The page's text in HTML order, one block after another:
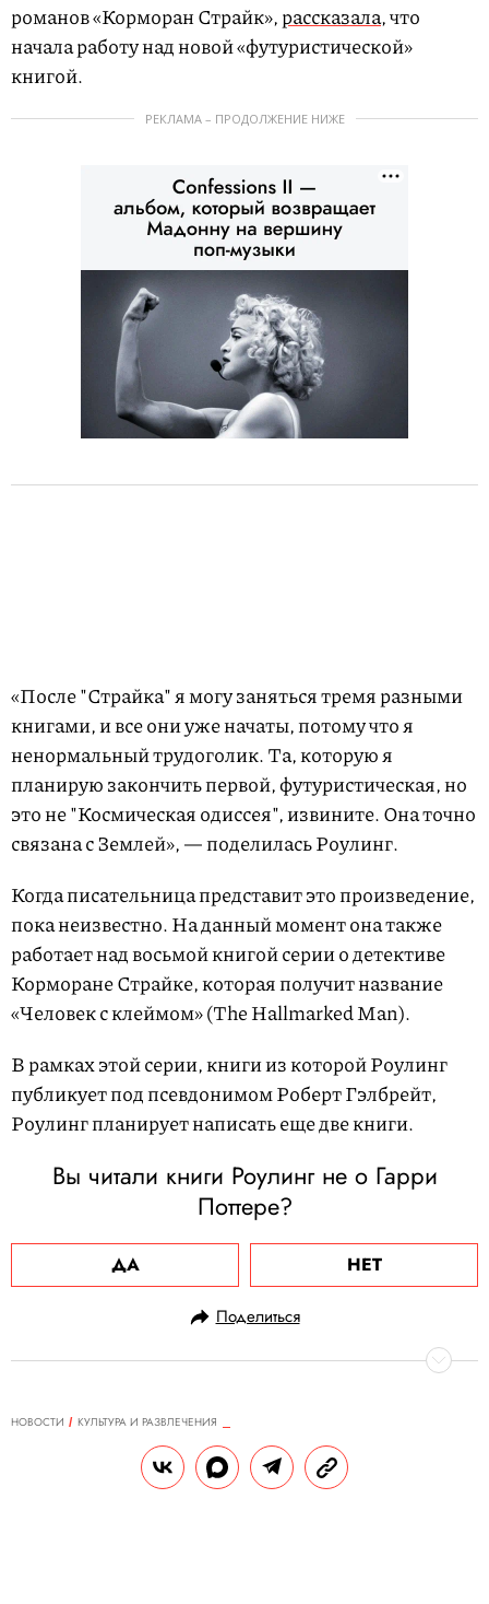
романов «Корморан Страйк»,рассказала, что
начала работу над новой «футуристической»
книгой.
РЕКЛАМА – ПРОДОЛЖЕНИЕ НИЖЕ
«После "Страйка" я могу заняться тремя разными
книгами, и все они уже начаты, потому что я
ненормальный трудоголик. Та, которую я
планирую закончить первой, футуристическая, но
это не "Космическая одиссея", извините. Она точно
связана с Землей», — поделилась Роулинг.
Когда писательница представит это произведение,
пока неизвестно. На данный момент она также
работает над восьмой книгой серии о детективе
Корморане Страйке, которая получит название
«Человек с клеймом» (The Hallmarked Man).
В рамках этой серии, книги из которой Роулинг
публикует под псевдонимом Роберт Гэлбрейт,
Роулинг планирует написать еще две книги.
Вы читали книги Роулинг не о Гарри
Поттере?
ДА НЕТ
Поделиться
НОВОСТИ
КУЛЬТУРА И РАЗВЛЕЧЕНИЯ
Рэпер Пи Дидди останется в